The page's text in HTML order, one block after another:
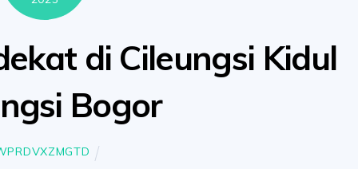
di Cileungsi Kidul
Bogor